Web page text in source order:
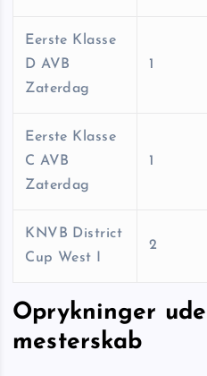
Eerste Klasse
D AVB
Zaterdag
1
Eerste Klasse
C AVB
Zaterdag
1
KNVB District
Cup West I
2
Oprykninger
mesterskab